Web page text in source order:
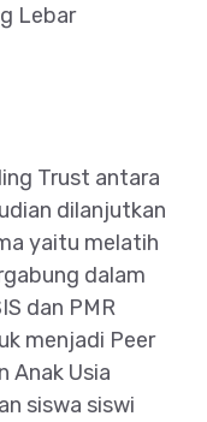
Lebar
Trust antara
dilanjutkan
yaitu melatih
dalam
dan PMR
menjadi Peer
Anak Usia
siswa siswi